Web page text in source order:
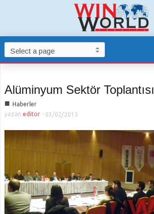
Alüminyum Sektör Toplantısı
■ Haberler
yazan editor - 03/02/2015